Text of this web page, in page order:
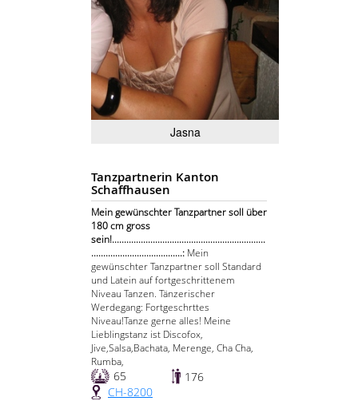
Jasna
Tanzpartnerin Kanton
Schaffhausen
Mein gewünschter Tanzpartner soll über
180 cm gross
sein!................................................................
......................................: Mein
gewünschter Tanzpartner soll Standard
und Latein auf fortgeschrittenem
Niveau Tanzen. Tänzerischer
Werdegang: Fortgeschrttes
Niveau!Tanze gerne alles! Meine
Lieblingstanz ist Discofox,
Jive,Salsa,Bachata, Merenge, Cha Cha,
Rumba,
65
176
CH-8200